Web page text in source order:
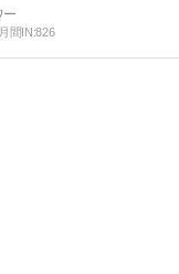
月間IN:826